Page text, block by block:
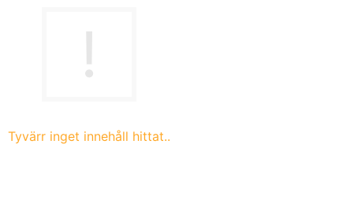
Tyvärr inget innehåll hittat..